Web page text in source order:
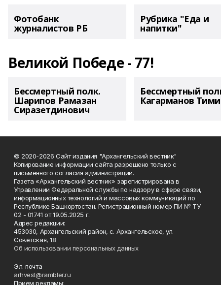
Фотобанк
журналистов РБ
Рубрика "Еда и
напитки"
Великой Победе - 77!
Бессмертный полк.
Шарипов Рамазан
Сиразетдинович
Бессмертный
Кагарманов
© 2020-2026 Сайт издания "Архангельский вестник"
Копирование информации сайта разрешено только с
письменного согласия администрации.
Газета «Архангельский вестник» зарегистрирована в
Управлении Федеральной службы по надзору в сфере связи,
информационных технологий и массовых коммуникаций по
Республике Башкортостан. Регистрационный номер ПИ № ТУ
02 - 01741 от 19.05.2025 г.
Адрес редакции:
453030, Архангельский район, с. Архангельское, ул.
Советская, 18
Об использовании персональных данных
Эл. почта
arhvest@rambler.ru
Прием рекламы: